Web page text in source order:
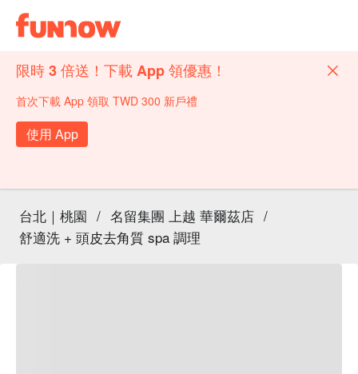
限時 3 倍送！下載 App 領優惠！
首次下載 App 領取 TWD 300 新戶禮
使用 App
台北｜桃園 / 名留集團 上越 華爾茲店 /
舒適洗 + 頭皮去角質 spa 調理